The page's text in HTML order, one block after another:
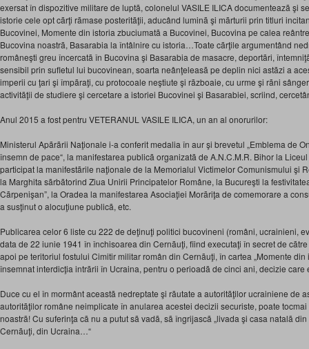
exersat în dispozitive militare de luptã, colonelul VASILE ILICA documenteazã şi
istorie cele opt cãrţi rãmase posteritãţii, aducând luminã şi mãrturii prin titluri
Bucovinei, Momente din istoria zbuciumatã a Bucovinei, Bucovina pe calea
Bucovina noastrã, Basarabia la întâlnire cu istoria…Toate cãrţile argumentând
româneşti greu încercatã în Bucovina şi Basarabia de masacre, deportãri,
sensibil prin sufletul lui bucovinean, soarta neânţeleasã pe deplin nici astãzi a
imperii cu ţari şi împãraţi, cu protocoale neştiute şi rãzboaie, cu urme şi rãni
activitãţii de studiere şi cercetare a istoriei Bucovinei şi Basarabiei, scriind,
Anul 2015 a fost pentru VETERANUL VASILE ILICA, un an al onorurilor:
Ministerul Apãrãrii Naţionale i-a conferit medalia în aur şi brevetul „Emblema de
însemn de pace“, la manifestarea publicã organizatã de A.N.C.M.R. Bihor la Liceul
participat la manifestãrile naţionale de la Memorialul Victimelor Comunismului şi
la Marghita sãrbãtorind Ziua Unirii Principatelor Române, la Bucureşti la
Cãrpenişan”, la Oradea la manifestarea Asociaţiei Morãriţa de comemorare a
a susţinut o alocuţiune publicã, etc.
Publicarea celor 6 liste cu 222 de deţinuţi politici bucovineni (români, ucrainieni,
data de 22 iunie 1941 în închisoarea din Cernãuţi, fiind executaţi în secret de
apoi pe teritoriul fostului Cimitir militar român din Cernãuţi, în cartea „Momente
însemnat interdicţia intrãrii în Ucraina, pentru o perioadã de cinci ani, decizie care
Duce cu el în mormânt aceastã nedreptate şi rãutate a autoritãţilor ucrainiene de
autoritãţilor române neimplicate în anularea acestei decizii securiste, poate
noastrã! Cu suferinţa cã nu a putut sã vadã, sã îngrijascã „livada şi casa natalã
Cernãuţi, din Ucraina…“